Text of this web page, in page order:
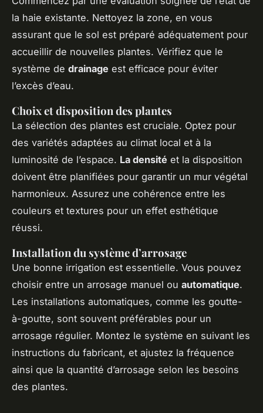
la haie existante. Nettoyez la zone, en vous
assurant que le sol est préparé adéquatement pour
accueillir de nouvelles plantes. Vérifiez que le
système de drainage est efficace pour éviter
l’excès d’eau.
Choix et disposition des plantes
La sélection des plantes est cruciale. Optez pour
des variétés adaptées au climat local et à la
luminosité de l’espace. La densité et la disposition
doivent être planifiées pour garantir un mur végétal
harmonieux. Assurez une cohérence entre les
couleurs et textures pour un effet esthétique
réussi.
Installation du système d’arrosage
Une bonne irrigation est essentielle. Vous pouvez
choisir entre un arrosage manuel ou automatique.
Les installations automatiques, comme les goutte-
à-goutte, sont souvent préférables pour un
arrosage régulier. Montez le système en suivant les
instructions du fabricant, et ajustez la fréquence
ainsi que la quantité d’arrosage selon les besoins
des plantes.